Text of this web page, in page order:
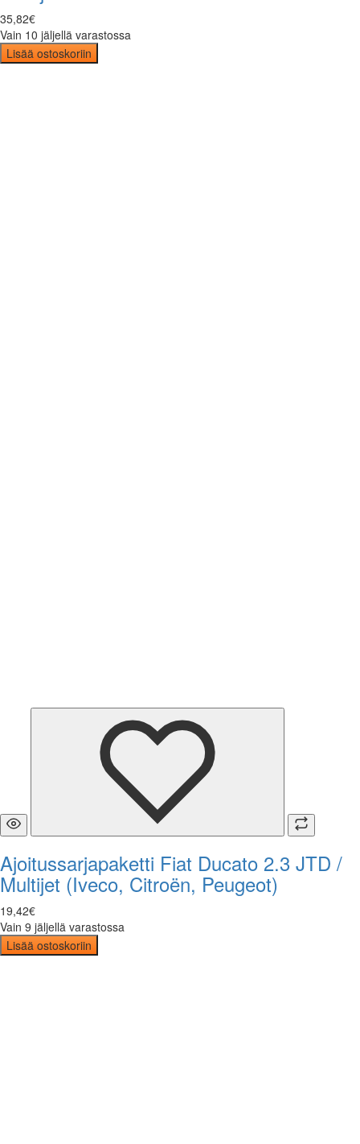
35,82€
Vain 10 jäljellä varastossa
Lisää ostoskoriin
Ajoitussarjapaketti Fiat Ducato 2.3 JTD /
Multijet (Iveco, Citroën, Peugeot)
19,42€
Vain 9 jäljellä varastossa
Lisää ostoskoriin